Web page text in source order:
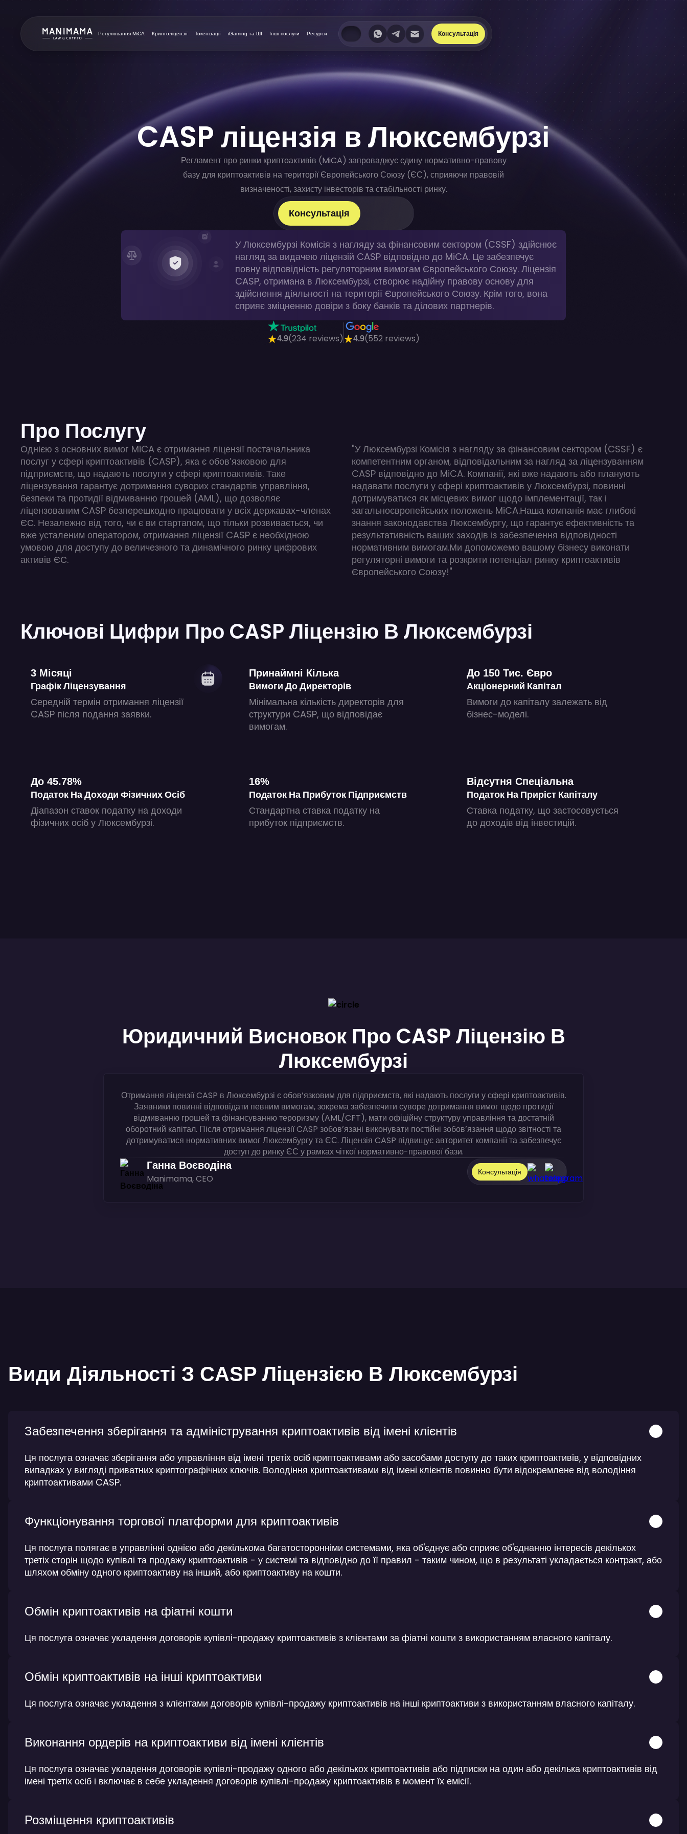
Регулювання MiCA Криптоліцензії Токенізації iGaming та ШІ Інші послуги Ресурси Консультація
CASP ліцензія в Люксембурзі
Регламент про ринки криптоактивів (MiCA) запроваджує єдину нормативно-правову
базу для криптоактивів на території Європейського Союзу (ЄС), сприяючи правовій
визначеності, захисту інвесторів та стабільності ринку.
Консультація Our Whatsapp
Our Telegram
У Люксембурзі Комісія з нагляду за фінансовим сектором (CSSF) здійснює
нагляд за видачею ліцензій CASP відповідно до MiCA. Це забезпечує
повну відповідність регуляторним вимогам Європейського Союзу. Ліцензія
CASP, отримана в Люксембурзі, створює надійну правову основу для
здійснення діяльності на території Європейського Союзу. Крім того, вона
сприяє зміцненню довіри з боку банків та ділових партнерів.
4.9(234 reviews) 4.9(552 reviews)
Про Послугу
Однією з основних вимог MiCA є отримання ліцензії постачальника
послуг у сфері криптоактивів (CASP), яка є обов’язковою для
підприємств, що надають послуги у сфері криптоактивів. Таке
ліцензування гарантує дотримання суворих стандартів управління,
безпеки та протидії відмиванню грошей (AML), що дозволяє
ліцензованим CASP безперешкодно працювати у всіх державах-членах
ЄС. Незалежно від того, чи є ви стартапом, що тільки розвивається, чи
вже усталеним оператором, отримання ліцензії CASP є необхідною
умовою для доступу до величезного та динамічного ринку цифрових
активів ЄС.
"У Люксембурзі Комісія з нагляду за фінансовим сектором (CSSF) є
компетентним органом, відповідальним за нагляд за ліцензуванням
CASP відповідно до MiCA. Компанії, які вже надають або планують
надавати послуги у сфері криптоактивів у Люксембурзі, повинні
дотримуватися як місцевих вимог щодо імплементації, так і
загальноєвропейських положень MiCA.Наша компанія має глибокі
знання законодавства Люксембургу, що гарантує ефективність та
результативність ваших заходів із забезпечення відповідності
нормативним вимогам.Ми допоможемо вашому бізнесу виконати
регуляторні вимоги та розкрити потенціал ринку криптоактивів
Європейського Союзу!"
Ключові Цифри Про CASP Ліцензію В Люксембурзі
3 Місяці
Графік Ліцензування
Середній термін отримання ліцензії
CASP після подання заявки.
Принаймні Кілька
Вимоги До Директорів
Мінімальна кількість директорів для
структури CASP, що відповідає
вимогам.
До 150 Тис. Євро
Акціонерний Капітал
Вимоги до капіталу залежать від
бізнес-моделі.
До 45.78%
Податок На Доходи Фізичних Осіб
Діапазон ставок податку на доходи
фізичних осіб у Люксембурзі.
16%
Податок На Прибуток Підприємств
Стандартна ставка податку на
прибуток підприємств.
Відсутня Спеціальна
Податок На Приріст Капіталу
Ставка податку, що застосовується
до доходів від інвестицій.
Юридичний Висновок Про CASP Ліцензію В
Люксембурзі
Отримання ліцензії CASP в Люксембурзі є обов’язковим для підприємств, які надають послуги у сфері криптоактивів.
Заявники повинні відповідати певним вимогам, зокрема забезпечити суворе дотримання вимог щодо протидії
відмиванню грошей та фінансуванню тероризму (AML/CFT), мати офіційну структуру управління та достатній
оборотний капітал. Після отримання ліцензії CASP зобов’язані виконувати постійні зобов’язання щодо звітності та
дотримуватися нормативних вимог Люксембургу та ЄС. Ліцензія CASP підвищує авторитет компанії та забезпечує
доступ до ринку ЄС у рамках чіткої нормативно-правової бази.
Ганна Воєводіна
Manimama, CEO
Консультація
Види Діяльності З CASP Ліцензією В Люксембурзі
Забезпечення зберігання та адміністрування криптоактивів від імені клієнтів
Ця послуга означає зберігання або управління від імені третіх осіб криптоактивами або засобами доступу до таких криптоактивів, у відповідних
випадках у вигляді приватних криптографічних ключів. Володіння криптоактивами від імені клієнтів повинно бути відокремлене від володіння
криптоактивами CASP.
Функціонування торгової платформи для криптоактивів
Ця послуга полягає в управлінні однією або декількома багатосторонніми системами, яка об'єднує або сприяє об'єднанню інтересів декількох
третіх сторін щодо купівлі та продажу криптоактивів - у системі та відповідно до її правил - таким чином, що в результаті укладається контракт, або
шляхом обміну одного криптоактиву на інший, або криптоактиву на кошти.
Обмін криптоактивів на фіатні кошти
Ця послуга означає укладення договорів купівлі-продажу криптоактивів з клієнтами за фіатні кошти з використанням власного капіталу.
Обмін криптоактивів на інші криптоактиви
Ця послуга означає укладення з клієнтами договорів купівлі-продажу криптоактивів на інші криптоактиви з використанням власного капіталу.
Виконання ордерів на криптоактиви від імені клієнтів
Ця послуга означає укладення договорів купівлі-продажу одного або декількох криптоактивів або підписки на один або декілька криптоактивів від
імені третіх осіб і включає в себе укладення договорів купівлі-продажу криптоактивів в момент їх емісії.
Розміщення криптоактивів